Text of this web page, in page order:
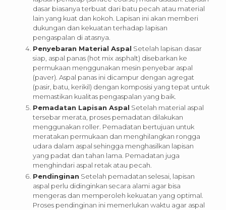
dasar biasanya terbuat dari batu pecah atau material
lain yang kuat dan kokoh. Lapisan ini akan memberi
dukungan dan kekuatan terhadap lapisan
pengaspalan di atasnya.
Penyebaran Material Aspal Setelah lapisan dasar
siap, aspal panas (hot mix asphalt) disebarkan ke
permukaan menggunakan mesin penyebar aspal
(paver). Aspal panas ini dicampur dengan agregat
(pasir, batu, kerikil) dengan komposisi yang tepat untuk
memastikan kualitas pengaspalan yang baik.
Pemadatan Lapisan Aspal Setelah material aspal
tersebar merata, proses pemadatan dilakukan
menggunakan roller. Pemadatan bertujuan untuk
meratakan permukaan dan menghilangkan rongga
udara dalam aspal sehingga menghasilkan lapisan
yang padat dan tahan lama. Pemadatan juga
menghindari aspal retak atau pecah.
Pendinginan Setelah pemadatan selesai, lapisan
aspal perlu didinginkan secara alami agar bisa
mengeras dan memperoleh kekuatan yang optimal.
Proses pendinginan ini memerlukan waktu agar aspal